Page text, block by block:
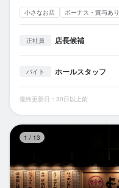
小さなお店 ボーナス・賞与あり
正社員 店長候補
バイト ホールスタッフ
最終更新日：30日以上前
1 / 13